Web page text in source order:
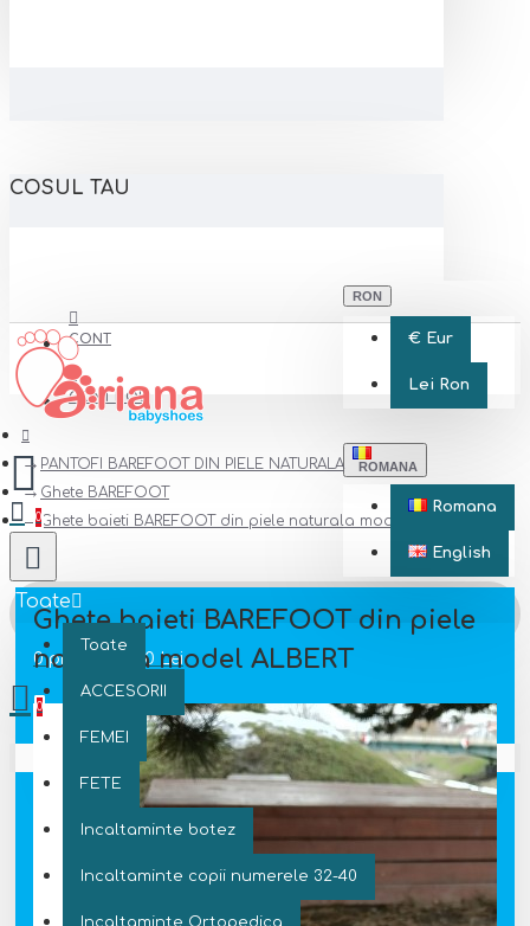
COSUL TAU
CONT
CONT NOU
RON
€ Eur
Lei Ron
ROMANA
Romana
English
0
Toate
Toate
ACCESORII
FEMEI
FETE
Incaltaminte botez
Incaltaminte copii numerele 32-40
Incaltaminte Ortopedica
0 produs(e) - 0 Lei
0
Coșul este gol!
PANTOFI BAREFOOT DIN PIELE NATURALA
Ghete BAREFOOT
Ghete baieti BAREFOOT din piele naturala model ALBERT
Ghete baieti BAREFOOT din piele
naturala model ALBERT